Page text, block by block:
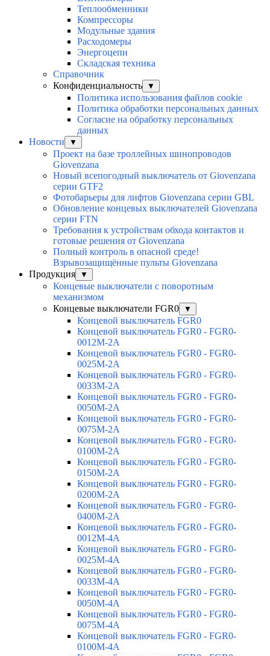
Теплообменники
Компрессоры
Модульные здания
Расходомеры
Энергоцепи
Складская техника
Справочник
Конфиденциальность
▼
Политика использования файлов cookie
Политика обработки персональных данных
Согласие на обработку персональных
данных
Новости
▼
Проект на базе троллейных шинопроводов
Giovenzana
Новый всепогодный выключатель от Giovenzana
серии GTF2
Фотобарьеры для лифтов Giovenzana серии GBL
Обновление концевых выключателей Giovenzana
серии FTN
Требования к устройствам обхода контактов и
готовые решения от Giovenzana
Полный контроль в опасной среде!
Взрывозащищённые пульты Giovenzana
Продукция
▼
Концевые выключатели с поворотным
механизмом
Концевые выключатели FGR0
▼
Концевой выключатель FGR0
Концевой выключатель FGR0 - FGR0-
0012M-2A
Концевой выключатель FGR0 - FGR0-
0025M-2A
Концевой выключатель FGR0 - FGR0-
0033M-2A
Концевой выключатель FGR0 - FGR0-
0050M-2A
Концевой выключатель FGR0 - FGR0-
0075M-2A
Концевой выключатель FGR0 - FGR0-
0100M-2A
Концевой выключатель FGR0 - FGR0-
0150M-2A
Концевой выключатель FGR0 - FGR0-
0200M-2A
Концевой выключатель FGR0 - FGR0-
0400M-2A
Концевой выключатель FGR0 - FGR0-
0012M-4A
Концевой выключатель FGR0 - FGR0-
0025M-4A
Концевой выключатель FGR0 - FGR0-
0033M-4A
Концевой выключатель FGR0 - FGR0-
0050M-4A
Концевой выключатель FGR0 - FGR0-
0075M-4A
Концевой выключатель FGR0 - FGR0-
0100M-4A